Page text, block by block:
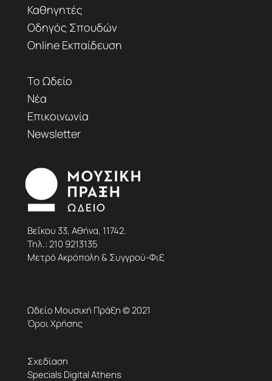
Καθηγητές
Οδηγός Σπουδών
Online Εκπαίδευση
Το Ωδείο
Νέα
Επικοινωνία
Newsletter
Βεΐκου 33, Αθήνα, 11742.
Τηλ.:210 9213135
Μετρό Ακρόπολη & Συγγρού-Φιξ
Ωδείο Μουσική Πράξη © 2021
Όροι Χρήσης
Σχεδίαση
Specials Digital Athens